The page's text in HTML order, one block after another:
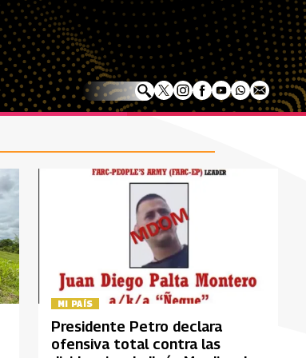
MI PAÍS
Presidente Petro declara
ofensiva total contra las